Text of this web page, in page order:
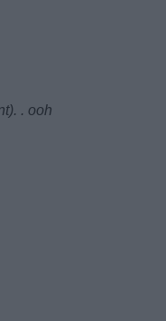
. ooh